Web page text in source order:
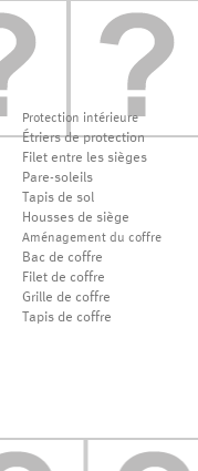
Protection intérieure
Étriers de protection
Filet entre les sièges
Pare-soleils
Tapis de sol
Housses de siège
Aménagement du coffre
Bac de coffre
Filet de coffre
Grille de coffre
Tapis de coffre